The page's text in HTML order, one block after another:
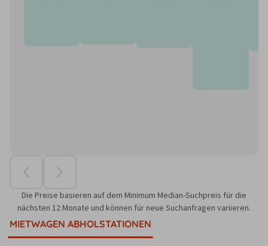
Die Preise basieren auf dem Minimum Median-Suchpreis für die
nächsten 12 Monate und können für neue Suchanfragen variieren.
MIETWAGEN ABHOLSTATIONEN